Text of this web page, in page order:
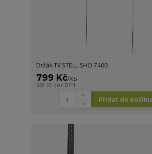
Držák TV STELL SHO 7400
799 Kč/KS
660 Kč bez DPH
Přidat do košíku